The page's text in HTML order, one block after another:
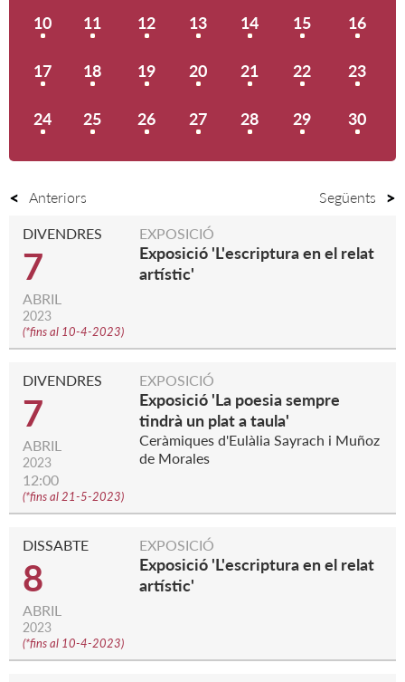
10 11 12 13 14 15 16
17 18 19 20 21 22 23
24 25 26 27 28 29 30
Anteriors Següents
DIVENDRES
7
ABRIL
2023
(*fins al 10-4-2023)
EXPOSICIÓ
Exposició 'L'escriptura en el relat
artístic'
DIVENDRES
7
ABRIL
2023
12:00
(*fins al 21-5-2023)
EXPOSICIÓ
Exposició 'La poesia sempre
tindrà un plat a taula'
Ceràmiques d'Eulàlia Sayrach i Muñoz
de Morales
DISSABTE
8
ABRIL
2023
(*fins al 10-4-2023)
EXPOSICIÓ
Exposició 'L'escriptura en el relat
artístic'